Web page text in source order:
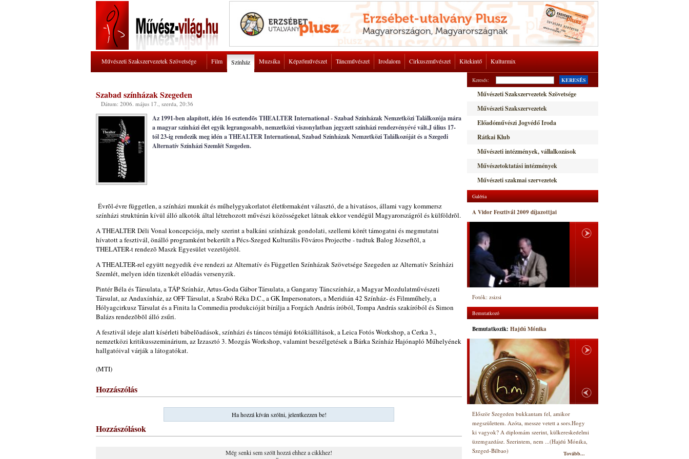
Művészeti Szakszervezetek Szövetsége Film Színház Muzsika Képzőművészet Táncművészet Irodalom Cirkuszművészet Kitekintő Kulturmix
Szabad színházak Szegeden
Dátum: 2006. május 17., szerda, 20:36
Az 1991-ben alapított, idén 16 esztendõs THEALTER International - Szabad Színházak Nemzetközi Találkozója mára
a magyar színházi élet egyik legrangosabb, nemzetközi viszonylatban jegyzett színházi rendezvényévé vált.J úlius 17-
tól 23-ig rendezik meg idén a THEALTER International, Szabad Színházak Nemzetközi Találkozóját és a Szegedi
Alternatív Színházi Szemlét Szegeden.
Évrõl-évre független, a színházi munkát és műhelygyakorlatot életformaként választó, de a hivatásos, állami vagy kommersz
színházi struktúrán kívül álló alkotók által létrehozott művészi közösségeket látnak ekkor vendégül Magyarországról és külföldrõl.
A THEALTER Déli Vonal koncepciója, mely szerint a balkáni színházak gondolati, szellemi körét támogatni és megmutatni
hívatott a fesztivál, önálló programként bekerült a Pécs-Szeged Kulturális Fõváros Projectbe - tudtuk Balog Józseftõl, a
THELATER-t rendezõ Maszk Egyesület vezetõjétõl.
A THEALTER-rel együtt negyedik éve rendezi az Alternatív és Független Színházak Szövetsége Szegeden az Alternatív Színházi
Szemlét, melyen idén tizenkét elõadás versenyzik.
Pintér Béla és Társulata, a TÁP Színház, Artus-Goda Gábor Társulata, a Gangaray Táncszínház, a Magyar Mozdulatművészeti
Társulat, az Andaxínház, az OFF Társulat, a Szabó Réka D.C., a GK Impersonators, a Meridián 42 Színház- és Filmműhely, a
Hólyagcirkusz Társulat és a Finita la Commedia produkcióját bírálja a Forgách András íróból, Tompa András szakíróból és Simon
Balázs rendezõbõl álló zsűri.
A fesztivál ideje alatt kísérleti bábelõadások, színházi és táncos témájú fotókiállítások, a Leica Fotós Workshop, a Cerka 3.,
nemzetközi kritikusszeminárium, az Izzasztó 3. Mozgás Workshop, valamint beszélgetések a Bárka Színház Hajónapló Műhelyének
hallgatóival várják a látogatókat.
(MTI)
Hozzászólás
Ha hozzá kíván szólni, jelentkezzen be!
Hozzászólások
Még senki sem szólt hozzá ehhez a cikkhez!
Keresés: KERESÉS
Művészeti Szakszervezetek Szövetsége
Művészeti Szakszervezetek
Előadóművészi Jogvédő Iroda
Rátkai Klub
Művészeti intézmények, vállalkozások
Művészetoktatási intézmények
Művészeti szakmai szervezetek
Galéria
A Vidor Fesztivál 2009 díjazottjai
Fotók: zsizsi
Bemutatkozó
Bemutatkozik: Hajdú Mónika
Először Szegeden bukkantam fel, amikor
megszülettem. Azóta, messze vetett a sors.Hogy
ki vagyok? A diplomám szerint, külkereskedelmi
üzemgazdász. Szerintem, nem ...(Hajdú Mónika,
Szeged-Bilbao)
Tovább...